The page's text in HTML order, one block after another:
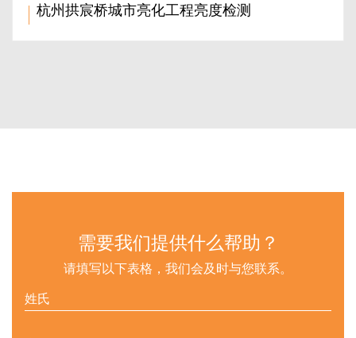
杭州拱宸桥城市亮化工程亮度检测
需要我们提供什么帮助？
请填写以下表格，我们会及时与您联系。